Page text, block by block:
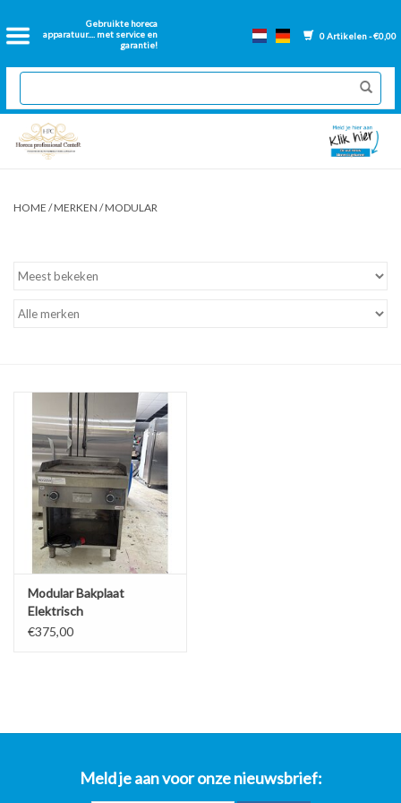
Gebruikte horeca
apparatuur.... met service en
garantie!
0 Artikelen - €0,00
Home
2dehands Horeca
Nieuwe apparatuur
Onderdelen bakwanden
HOME /MERKEN /MODULAR
Modular Bakplaat
Elektrisch
€375,00
Meld je aan voor onze nieuwsbrief: